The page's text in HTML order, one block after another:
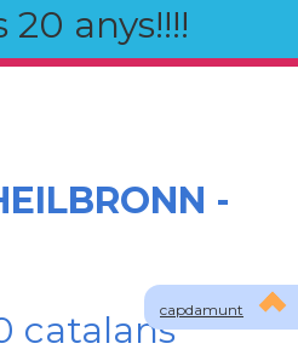
20 anys!!!!
capdamunt
-
catalans